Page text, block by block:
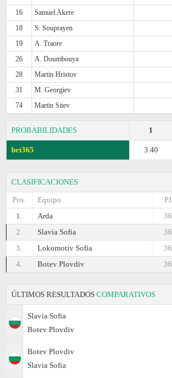
16
Samuel Akere
18
S. Souprayen
19
A. Traore
26
A. Doumbouya
28
Martin Hristov
31
M. Georgiev
74
Martin Sitev
PROBABILIDADES 1
bet365 3.40
CLASIFICACIONES
Pos.
Equipo
PJ
1.
Arda
36
2.
Slavia Sofia
36
3.
Lokomotiv Sofia
36
4.
Botev Plovdiv 36
ÚLTIMOS RESULTADOS COMPARATIVOS
Slavia Sofia
Botev Plovdiv
Botev Plovdiv
Slavia Sofia